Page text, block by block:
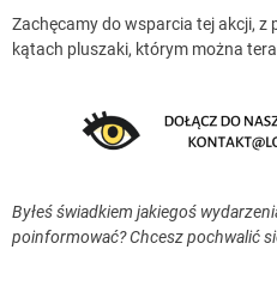
Zachęcamy do wsparcia tej akcji, z
kątach pluszaki, którym można
Byłeś świadkiem jakiegoś
poinformować? Chcesz pochwalić